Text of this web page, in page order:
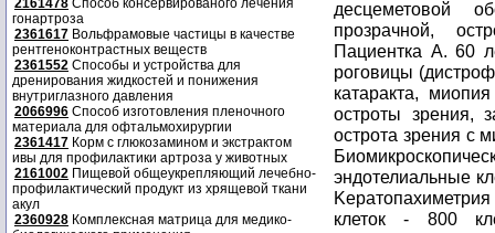
2161478 Способ консервированого лечения
гонартроза
2361617 Вольфрамовые частицы в качестве
рентгеноконтрастных веществ
2361552 Способы и устройства для
дренирования жидкостей и понижения
внутриглазного давления
2066996 Способ изготовления пленочного
материала для офтальмохирургии
2361417 Корм с глюкозамином и экстрактом
ивы для профилактики артроза у животных
2161002 Пищевой общеукрепляющий лечебно-
профилактический продукт из хрящевой ткани
акул
2360928 Комплексная матрица для медико-
десцеметовой
прозрачной,
Пациентка А. 60
роговицы
катаракта,
остроты зрения,
острота зрения с
эндотелиальные
клеток - 800